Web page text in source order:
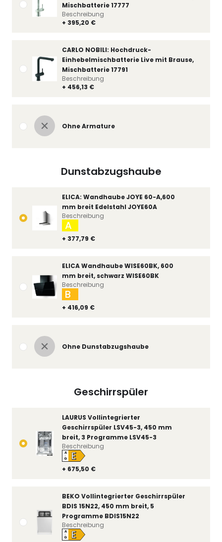
Mischbatterie 17777
+ 395,20 €
Beschreibung
CARLO NOBILI: Hochdruck-
Einhebelmischbatterie Live mit Brause,
Mischbatterie 17791
+ 456,13 €
Beschreibung
Ohne Armature
Dunstabzugshaube
ELICA: Wandhaube JOYE 60-A,600
mm breit Edelstahl JOYE60A
+ 377,79 €
A
Beschreibung
ELICA Wandhaube WISE60BK, 600
mm breit, schwarz WISE60BK
+ 416,09 €
B
Beschreibung
Ohne Dunstabzugshaube
Geschirrspüler
LAURUS Vollintegrierter
Geschirrspüler LSV45-3, 450 mm
breit, 3 Programme LSV45-3
+ 675,50 €
A
↑
G E
Beschreibung
BEKO Vollintegrierter Geschirrspüler
BDIS 15N22, 450 mm breit, 5
Programme BDIS15N22
A
↑
G E
Beschreibung